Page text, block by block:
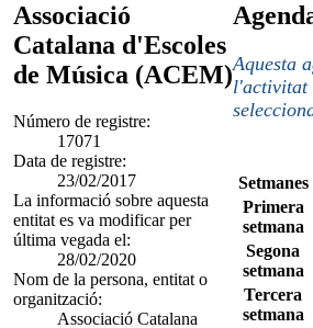
Associació
Catalana d'Escoles
de Música (ACEM)
Número de registre:
17071
Data de registre:
23/02/2017
La informació sobre aquesta
entitat es va modificar per
última vegada el:
28/02/2020
Nom de la persona, entitat o
organització:
Associació Catalana
Aquesta
l'activitat
Setmanes
Primera
setmana
Segona
setmana
Tercera
setmana